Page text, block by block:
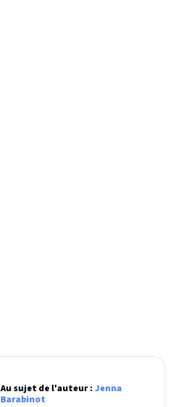
Au sujet de l'auteur : Jenna
Barabinot